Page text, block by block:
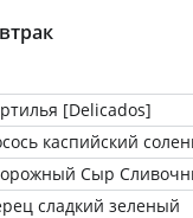
[Delicados]
каспийский
Сыр
сладкий зеленый